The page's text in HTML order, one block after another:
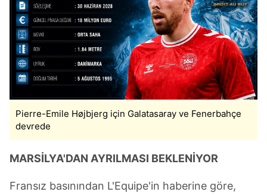
Pierre-Emile Højbjerg için Galatasaray ve Fenerbahçe
devrede
MARSİLYA'DAN AYRILMASI BEKLENİYOR
Fransız basınından L'Equipe'in haberine göre,